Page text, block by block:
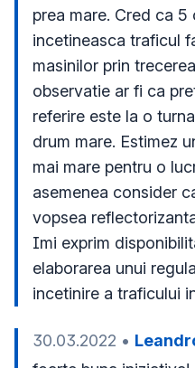
prea mare. Cred ca
incetineasca traficul
masinilor prin
observatie ar fi ca
referire este la o
drum mare. Estimez
mai mare pentru o
asemenea consider
vopsea
Imi exprim
elaborarea unui
incetinire a traficului
30.03.2022 •